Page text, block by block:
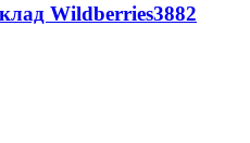
Wildberries3882